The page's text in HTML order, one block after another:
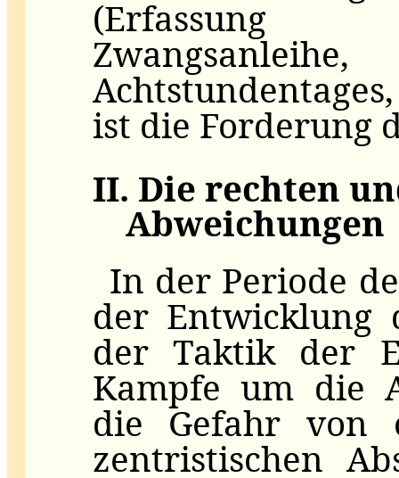
(Erfassung
ist die Forderung
II. Die rechten
Abweichungen
In der Periode
der Entwicklung
der Taktik der
Kampfe um die
die Gefahr von
zentristischen